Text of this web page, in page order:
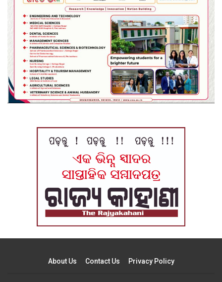
About Us Contact Us Privacy Policy